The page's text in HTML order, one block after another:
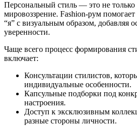
Персональный стиль — это не
мировоззрение. Fashion-рум
“я” с визуальным образом, добавляя
уверенности.
Чаще всего процесс формирования
включает:
Консультации стилистов,
индивидуальные особенности.
Капсульные подборки под
настроения.
Доступ к эксклюзивным
разные стороны личности.